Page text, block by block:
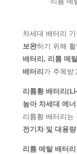
차세대 배터리
보완하기 위해
배터리, 리튬 메
배터리가 주목받
리튬황 배터리
높아 차세대 에
리튬황 배터리는
전기차 및 대용
리튬 메탈 배터리